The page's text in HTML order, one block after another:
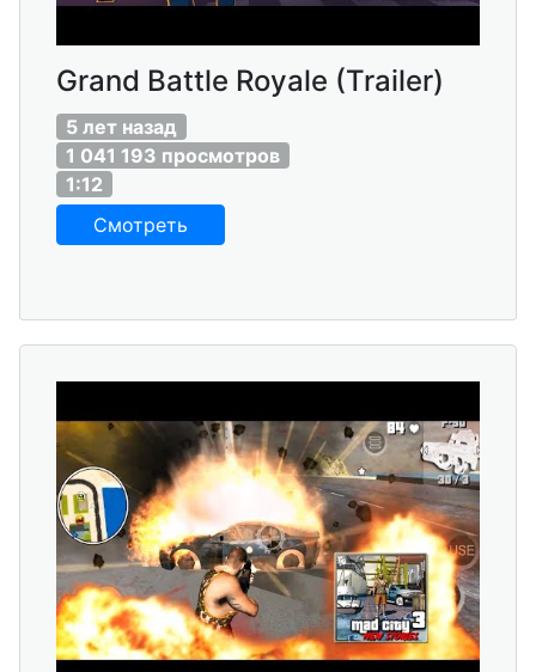
Grand Battle Royale (Trailer)
5 лет назад
1 041 193 просмотров
1:12
Смотреть